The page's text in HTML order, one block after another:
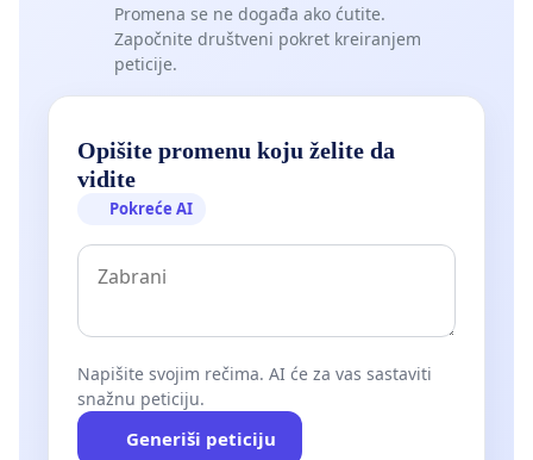
Promena se ne događa ako ćutite.
Započnite društveni pokret kreiranjem
peticije.
Opišite promenu koju želite da
vidite
Pokreće AI
Napišite svojim rečima. AI će za vas sastaviti
snažnu peticiju.
Generiši peticiju